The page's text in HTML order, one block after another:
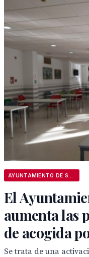
El
aumenta las
de acogida
Se trata de una